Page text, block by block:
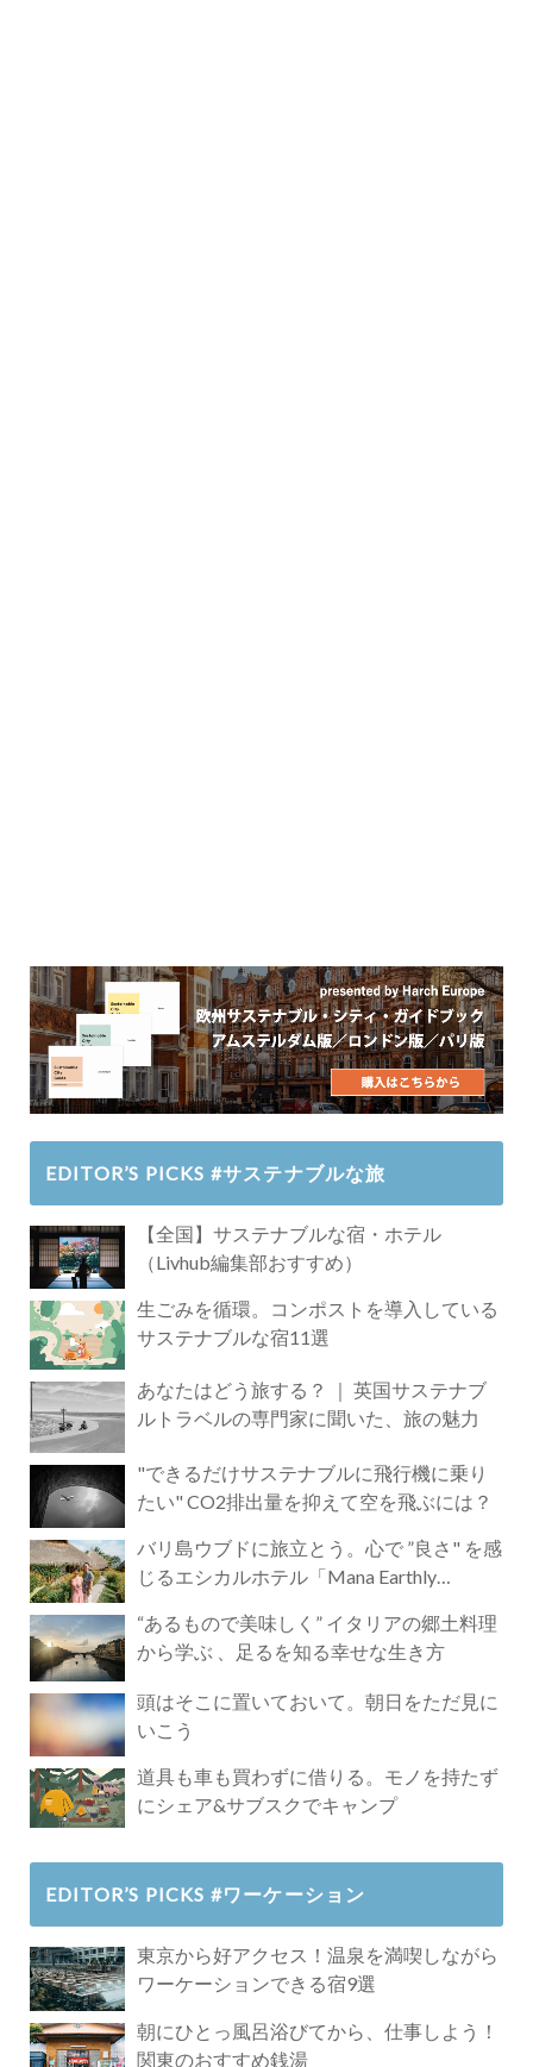
EDITOR’S PICKS #サステナブルな旅
【全国】サステナブルな宿・ホテル
（Livhub編集部おすすめ）
生ごみを循環。コンポストを導入している
サステナブルな宿11選
あなたはどう旅する？ ｜ 英国サステナブ
ルトラベルの専門家に聞いた、旅の魅力
"できるだけサステナブルに飛行機に乗り
たい" CO2排出量を抑えて空を飛ぶには？
バリ島ウブドに旅立とう。心で ”良さ" を感
じるエシカルホテル「Mana Earthly
“あるもので美味しく” イタリアの郷土料理
から学ぶ 、足るを知る幸せな生き方
頭はそこに置いておいて。朝日をただ見に
いこう
道具も車も買わずに借りる。モノを持たず
にシェア&サブスクでキャンプ
EDITOR’S PICKS #ワーケーション
東京から好アクセス！温泉を満喫しながら
ワーケーションできる宿9選
朝にひとっ風呂浴びてから、仕事しよう！
関東のおすすめ銭湯